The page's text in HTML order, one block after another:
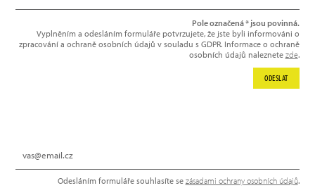
Odesláním formuláře souhlasíte se zásadami ochrany osobních údajů.
Pole označená * jsou povinná.
Vyplněním a odesláním formuláře potvrzujete, že jste byli informováni o
zpracování a ochraně osobních údajů v souladu s GDPR. Informace o ochraně
osobních údajů naleznete zde.
ODESLAT